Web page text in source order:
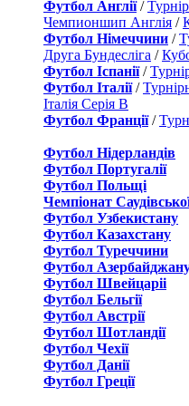
Футбол Англії/
Чемпионшип Англія /
Футбол Німеччини /
Друга Бундесліга /
Футбол Іспанії/
Футбол Італії/
Італія Серія B
Футбол Франції/
Футбол Нідерландiв
Футбол Португалії
Футбол Польщі
Чемпіонат
Футбол Узбекистану
Футбол Казахстану
Футбол Туреччини
Футбол
Футбол Швейцаріі
Футбол Бельгії
Футбол Австрії
Футбол Шотландії
Футбол Чехії
Футбол Данії
Футбол Греції